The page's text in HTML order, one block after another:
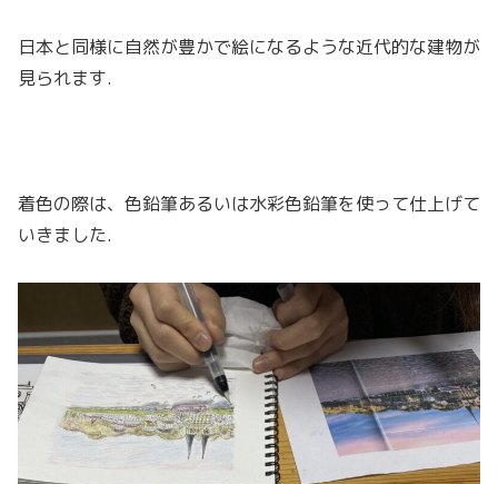
日本と同様に自然が豊かで絵になるような近代的な建物が
見られます.
着色の際は、色鉛筆あるいは水彩色鉛筆を使って仕上げて
いきました.